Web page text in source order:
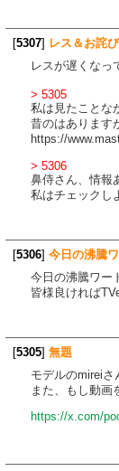
[5307] レス＆お詫び
レスが遅くなっ
> 5305
私は見たことな
昔のはあります
https://
> 5306
鼻侍さん、情報
私はチェックし
[5306] 今日の沸騰
今日の沸騰ワー
皆様良ければ
[5305] 無題
モデルのmirei
また、もし動画
https://x.com/